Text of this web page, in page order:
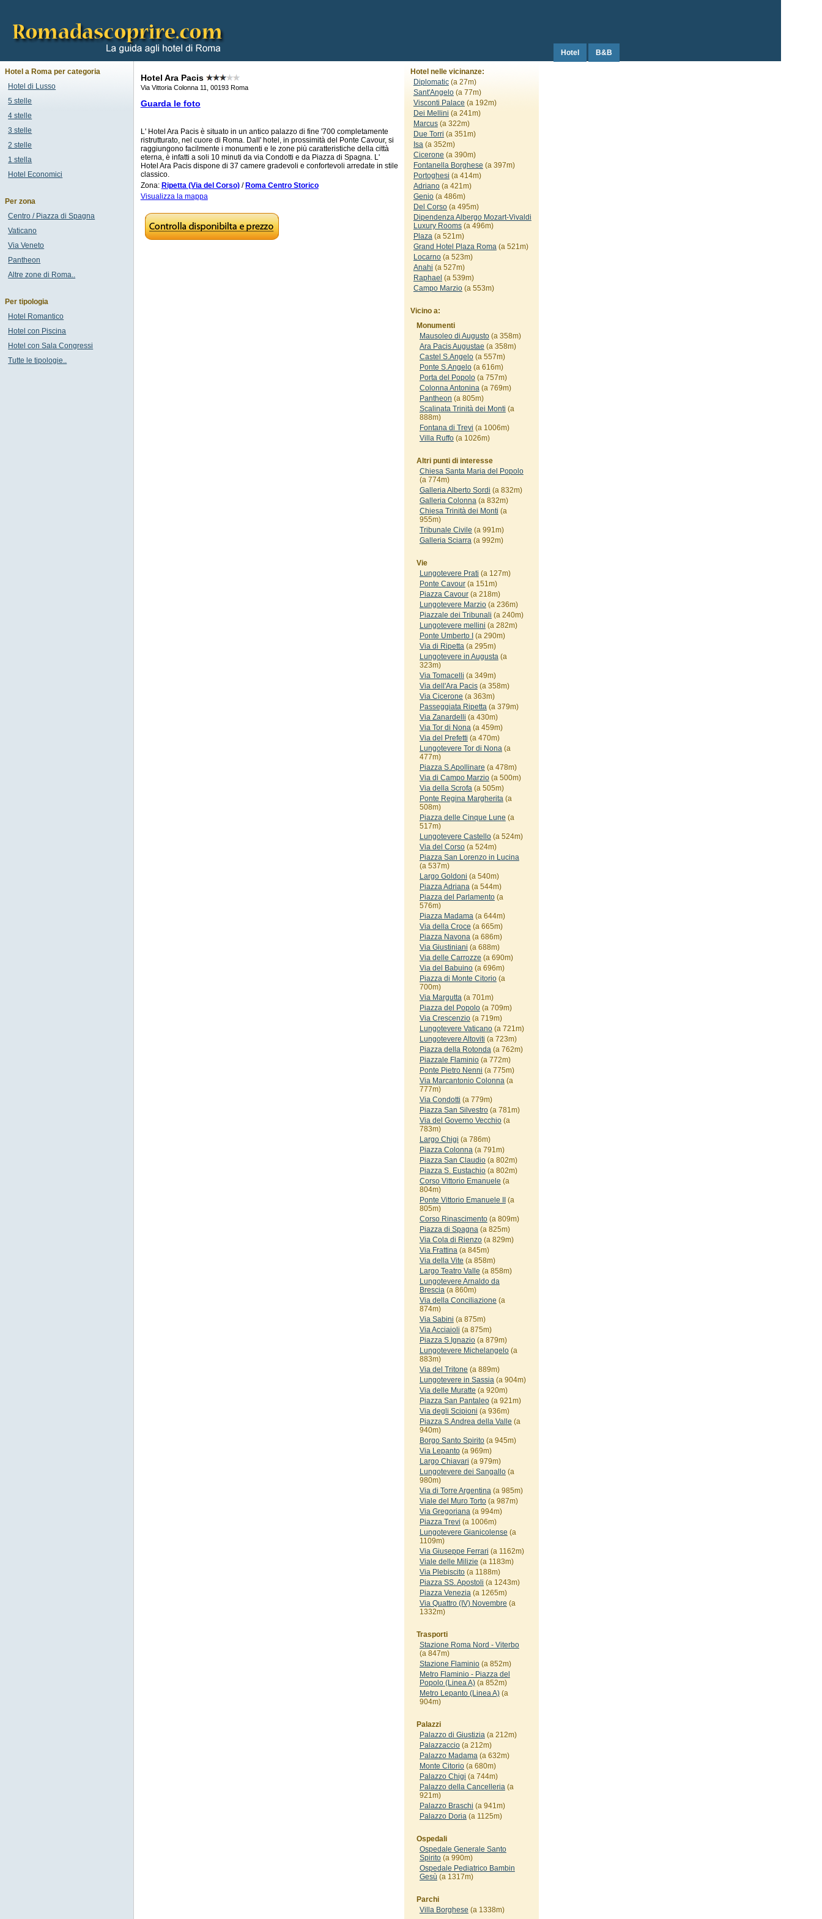
Hotel B&B
Hotel Ara Pacis
Via Vittoria Colonna 11, 00193 Roma
Guarda le foto
L' Hotel Ara Pacis è situato in un antico palazzo di fine '700 completamente
ristrutturato, nel cuore di Roma. Dall' hotel, in prossimità del Ponte Cavour, si
raggiungono facilmente i monumenti e le zone più caratteristiche della città
eterna, è infatti a soli 10 minuti da via Condotti e da Piazza di Spagna. L'
Hotel Ara Pacis dispone di 37 camere gradevoli e confortevoli arredate in stile
classico.
Zona: Ripetta (Via del Corso)/ Roma Centro Storico
Visualizza la mappa
Hotel nelle vicinanze:
Diplomatic(a 27m)
Sant'Angelo(a 77m)
Visconti Palace (a 192m)
Dei Mellini (a 241m)
Marcus(a 322m)
Due Torri (a 351m)
Isa(a 352m)
Cicerone (a 390m)
Fontanella Borghese (a 397m)
Portoghesi (a 414m)
Adriano(a 421m)
Genio(a 486m)
Del Corso(a 495m)
Dipendenza Albergo Mozart-Vivaldi
Luxury Rooms(a 496m)
Plaza(a 521m)
Grand Hotel Plaza Roma(a 521m)
Locarno(a 523m)
Anahi (a 527m)
Raphael (a 539m)
Campo Marzio(a 553m)
Vicino a:
Monumenti
Mausoleo di Augusto(a 358m)
Ara Pacis Augustae (a 358m)
Castel S.Angelo(a 557m)
Ponte S.Angelo(a 616m)
Porta del Popolo(a 757m)
Colonna Antonina(a 769m)
Pantheon (a 805m)
Scalinata Trinità dei Monti (a
888m)
Fontana di Trevi (a 1006m)
Villa Ruffo(a 1026m)
Altri punti di interesse
Chiesa Santa Maria del Popolo
(a 774m)
Galleria Alberto Sordi (a 832m)
Galleria Colonna(a 832m)
Chiesa Trinità dei Monti (a
955m)
Tribunale Civile (a 991m)
Galleria Sciarra(a 992m)
Vie
Lungotevere Prati (a 127m)
Ponte Cavour(a 151m)
Piazza Cavour(a 218m)
Lungotevere Marzio(a 236m)
Piazzale dei Tribunali (a 240m)
Lungotevere mellini (a 282m)
Ponte Umberto I
(a 290m)
Via di Ripetta(a 295m)
Lungotevere in Augusta(a
323m)
Via Tomacelli (a 349m)
Via dell'Ara Pacis(a 358m)
Via Cicerone (a 363m)
Passeggiata Ripetta(a 379m)
Via Zanardelli (a 430m)
Via Tor di Nona(a 459m)
Via del Prefetti (a 470m)
Lungotevere Tor di Nona(a
477m)
Piazza S.Apollinare (a 478m)
Via di Campo Marzio(a 500m)
Via della Scrofa(a 505m)
Ponte Regina Margherita(a
508m)
Piazza delle Cinque Lune (a
517m)
Lungotevere Castello(a 524m)
Via del Corso(a 524m)
Piazza San Lorenzo in Lucina
(a 537m)
Largo Goldoni (a 540m)
Piazza Adriana(a 544m)
Piazza del Parlamento(a
576m)
Piazza Madama(a 644m)
Via della Croce (a 665m)
Piazza Navona(a 686m)
Via Giustiniani (a 688m)
Via delle Carrozze (a 690m)
Via del Babuino(a 696m)
Piazza di Monte Citorio(a
700m)
Via Margutta(a 701m)
Piazza del Popolo(a 709m)
Via Crescenzio(a 719m)
Lungotevere Vaticano(a 721m)
Lungotevere Altoviti (a 723m)
Piazza della Rotonda(a 762m)
Piazzale Flaminio(a 772m)
Ponte Pietro Nenni (a 775m)
Via Marcantonio Colonna(a
777m)
Via Condotti (a 779m)
Piazza San Silvestro(a 781m)
Via del Governo Vecchio(a
783m)
Largo Chigi (a 786m)
Piazza Colonna(a 791m)
Piazza San Claudio(a 802m)
Piazza S. Eustachio(a 802m)
Corso Vittorio Emanuele (a
804m)
Ponte Vittorio Emanuele II
(a
805m)
Corso Rinascimento(a 809m)
Piazza di Spagna(a 825m)
Via Cola di Rienzo(a 829m)
Via Frattina(a 845m)
Via della Vite (a 858m)
Largo Teatro Valle (a 858m)
Lungotevere Arnaldo da
Brescia(a 860m)
Via della Conciliazione (a
874m)
Via Sabini (a 875m)
Via Acciaioli (a 875m)
Piazza S.Ignazio(a 879m)
Lungotevere Michelangelo(a
883m)
Via del Tritone (a 889m)
Lungotevere in Sassia(a 904m)
Via delle Muratte (a 920m)
Piazza San Pantaleo(a 921m)
Via degli Scipioni (a 936m)
Piazza S.Andrea della Valle (a
940m)
Borgo Santo Spirito(a 945m)
Via Lepanto(a 969m)
Largo Chiavari (a 979m)
Lungotevere dei Sangallo(a
980m)
Via di Torre Argentina(a 985m)
Viale del Muro Torto(a 987m)
Via Gregoriana(a 994m)
Piazza Trevi (a 1006m)
Lungotevere Gianicolense (a
1109m)
Via Giuseppe Ferrari (a 1162m)
Viale delle Milizie (a 1183m)
Via Plebiscito(a 1188m)
Piazza SS. Apostoli (a 1243m)
Piazza Venezia(a 1265m)
Via Quattro (IV) Novembre (a
1332m)
Trasporti
Stazione Roma Nord - Viterbo
(a 847m)
Stazione Flaminio(a 852m)
Metro Flaminio - Piazza del
Popolo (Linea A)(a 852m)
Metro Lepanto (Linea A)(a
904m)
Palazzi
Palazzo di Giustizia(a 212m)
Palazzaccio(a 212m)
Palazzo Madama(a 632m)
Monte Citorio(a 680m)
Palazzo Chigi (a 744m)
Palazzo della Cancelleria(a
921m)
Palazzo Braschi (a 941m)
Palazzo Doria(a 1125m)
Ospedali
Ospedale Generale Santo
Spirito(a 990m)
Ospedale Pediatrico Bambin
Gesù (a 1317m)
Parchi
Villa Borghese (a 1338m)
Hotel a Roma per categoria
Hotel di Lusso
5 stelle
4 stelle
3 stelle
2 stelle
1 stella
Hotel Economici
Per zona
Centro / Piazza di Spagna
Vaticano
Via Veneto
Pantheon
Altre zone di Roma..
Per tipologia
Hotel Romantico
Hotel con Piscina
Hotel con Sala Congressi
Tutte le tipologie..